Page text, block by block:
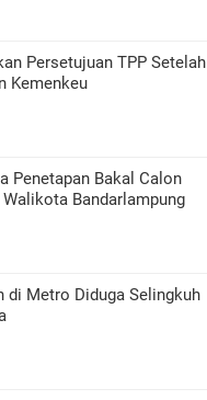
Persetujuan TPP Setelah
Kemenkeu
Penetapan Bakal Calon
Bandarlampung
di Metro Diduga Selingkuh